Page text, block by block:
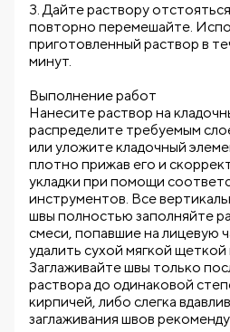
3. Дайте раствору
повторно перемешайте.
приготовленный раствор в
минут.
Выполнение работ
Нанесите раствор на
распределите требуемым
или уложите кладочный
плотно прижав его и
укладки при помощи
инструментов. Все
швы полностью заполняйте
смеси, попавшие на лицевую
удалить сухой мягкой щеткой
Заглаживайте швы только
раствора до одинаковой
кирпичей, либо слегка
заглаживания швов